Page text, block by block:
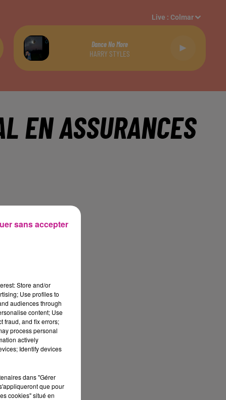
Live :Colmar
Dance No More
HARRY STYLES
EN ASSURANCES
H/F.
Store and/or
Use profiles to
audiences through
content; Use
fraud, and fix errors;
process personal
actively
Identify devices
dans "Gérer
que pour
cookies" situé en
sans accepter